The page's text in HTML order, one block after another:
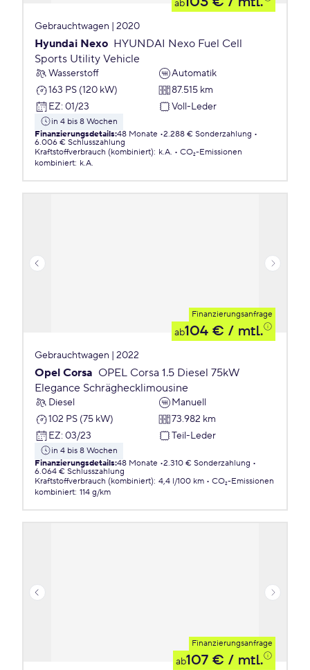
ab
Gebrauchtwagen | 2020
Hyundai Nexo HYUNDAI Nexo Fuel Cell
Sports Utility Vehicle
Wasserstoff
Automatik
163 PS (120 kW)
87.515 km
EZ: 01/23 Voll-Leder
in 4 bis 8 Wochen
Finanzierungsdetails:48 Monate 2.288 € Sonderzahlung
6.006 € Schlusszahlung
Kraftstoffverbrauch (kombiniert): k.A.
CO₂-Emissionen
kombiniert: k.A.
Finanzierungsanfrage
ab104 € / mtl.
Gebrauchtwagen | 2022
Opel Corsa OPEL Corsa 1.5 Diesel 75kW
Elegance Schräghecklimousine
Diesel
Manuell
102 PS (75 kW)
73.982 km
EZ: 03/23 Teil-Leder
in 4 bis 8 Wochen
Finanzierungsdetails:48 Monate 2.310 € Sonderzahlung
6.064 € Schlusszahlung
Kraftstoffverbrauch (kombiniert): 4,4 l/100 km
CO₂-Emissionen
kombiniert: 114 g/km
Finanzierungsanfrage
ab107 € / mtl.